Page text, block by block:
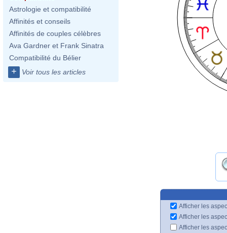
Astrologie et compatibilité
Affinités et conseils
Affinités de couples célèbres
Ava Gardner et Frank Sinatra
Compatibilité du Bélier
+ Voir tous les articles
Afficher les
Afficher les
Afficher les